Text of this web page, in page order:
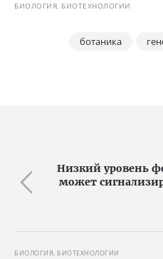
БИОЛОГИЯ, БИОТЕХНОЛОГИИ
ботаника
Низкий уровень
может
БИОЛОГИЯ, БИОТЕХНОЛОГИИ